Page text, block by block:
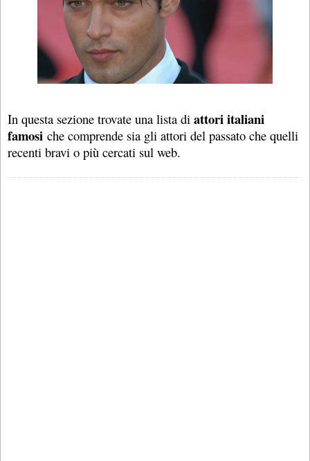
In questa sezione trovate una lista di attori italiani
famosi che comprende sia gli attori del passato che quelli
recenti bravi o più cercati sul web.